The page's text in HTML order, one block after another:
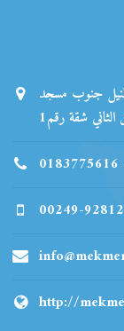
جنوب مسجد
شقة رقم1
http://